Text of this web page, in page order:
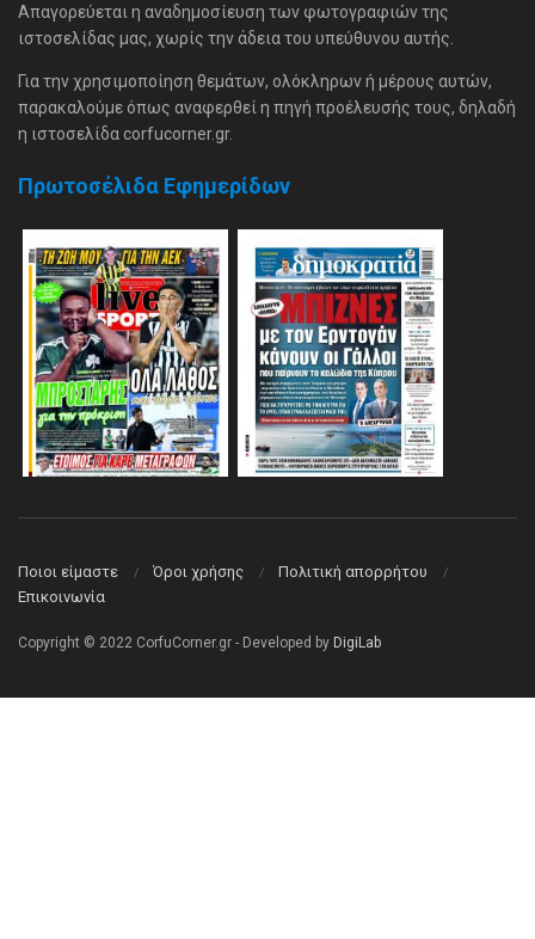
Απαγορεύεται η αναδημοσίευση των φωτογραφιών της
ιστοσελίδας μας, χωρίς την άδεια του υπεύθυνου αυτής.
Για την χρησιμοποίηση θεμάτων, ολόκληρων ή μέρους αυτών,
παρακαλούμε όπως αναφερθεί η πηγή προέλευσής τους, δηλαδή
η ιστοσελίδα corfucorner.gr.
Πρωτοσέλιδα Εφημερίδων
Ποιοι είμαστε Όροι χρήσης
Πολιτική απορρήτου
Επικοινωνία
Copyright © 2022 CorfuCorner.gr - Developed by DigiLab